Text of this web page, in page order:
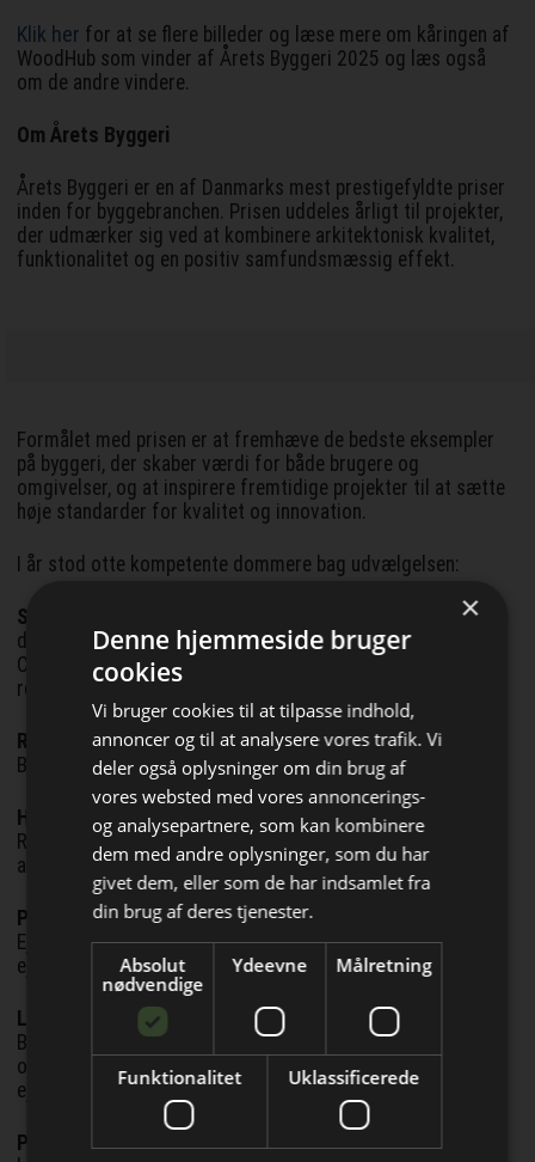
Bliv opdateret hver dag
Få de vigtigste nyheder om
byggebranchen
direkte i din indbakke
Klik her for at se flere billeder og læse mere om kåringen af
WoodHub som vinder af Årets Byggeri 2025 og læs også
om de andre vindere.
Om Årets Byggeri
Årets Byggeri er en af Danmarks mest prestigefyldte priser
inden for byggebranchen. Prisen uddeles årligt til projekter,
der udmærker sig ved at kombinere arkitektonisk kvalitet,
funktionalitet og en positiv samfundsmæssig effekt.
Formålet med prisen er at fremhæve de bedste eksempler
på byggeri, der skaber værdi for både brugere og
omgivelser, og at inspirere fremtidige projekter til at sætte
høje standarder for kvalitet og innovation.
I år stod otte kompetente dommere bag udvælgelsen:
Scott Hollingsworth
- formand for dommerkomiteen og
direktør for arkitektvirksomheden Hollingsworth-Pack
Corporation, der arbejder internationalt med sikkerhed og
renoveringer.
Rasmus Brandt Lassen- tidligere direktør for
Bygningsstyrelsen og nu branchedirektør for DI Byggeri.
Henrik Garver- administrerende direktør i Foreningen af
Rådgivende Ingeniører (FRI), en brancheorganisation, der
arbejder for at styrke ingeniørbranchen.
Peter Stenholm- administrerende direktør for
EjendomDanmark, en brancheorganisation for
ejendomsejere, -udlejere og -administratorer i Danmark.
Louise Panum Baastrup
- repræsentant for
Byggesocietetet, en landsdækkende interesseorganisation
og et stærkt netværk inden for bygge- og
ejendomsbranchen.
Palle Thomsen- administrerende direktør for
×
Denne hjemmeside bruger
cookies
Vi bruger cookies til at tilpasse indhold,
annoncer og til at analysere vores trafik. Vi
deler også oplysninger om din brug af
vores websted med vores annoncerings-
og analysepartnere, som kan kombinere
dem med andre oplysninger, som du har
givet dem, eller som de har indsamlet fra
din brug af deres tjenester.
Absolut
nødvendige
Ydeevne Målretning
Funktionalitet Uklassificerede